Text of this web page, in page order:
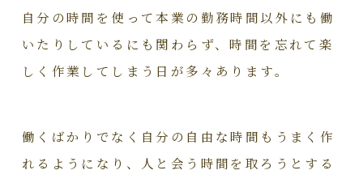
自分の時間を使って本業の勤務時間以外にも働
いたりしているにも関わらず、時間を忘れて楽
しく作業してしまう日が多々あります。
働くばかりでなく自分の自由な時間もうまく作
れるようになり、人と会う時間を取ろうとする